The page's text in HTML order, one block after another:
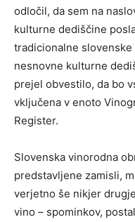
odločil, da sem na
kulturne dediščine
tradicionalne
nesnovne kulturne
prejel obvestilo, da bo
vključena v enoto
Register.
Slovenska vinorodna
predstavljene zamisli,
verjetno še nikjer
vino – spominkov,